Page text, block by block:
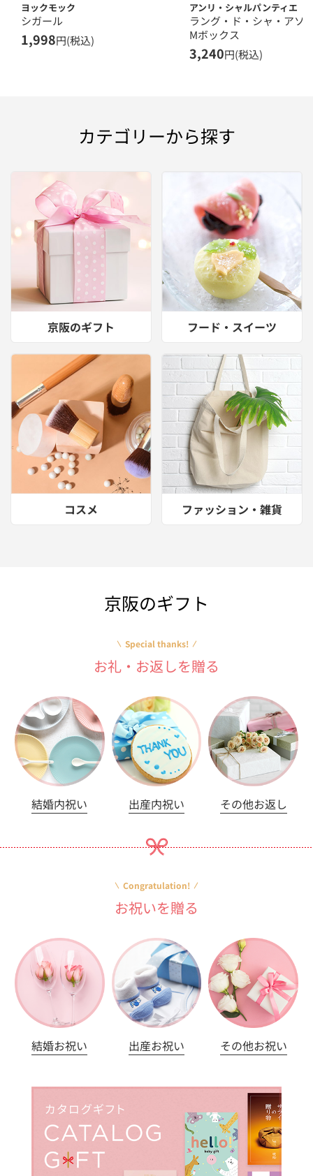
ヨックモック
シガール
1,998円(税込)
アンリ・シャルパンティエ
ラング・ド・シャ・ア
Mボックス
3,240円(税込)
カテゴリーから探す
京阪のギフト フード・スイーツ
コスメ ファッション・雑貨
京阪のギフト
Special thanks!
お礼・お返しを贈る
結婚内祝い 出産内祝い その他お返し
Congratulation!
お祝いを贈る
結婚お祝い 出産お祝い その他お祝い